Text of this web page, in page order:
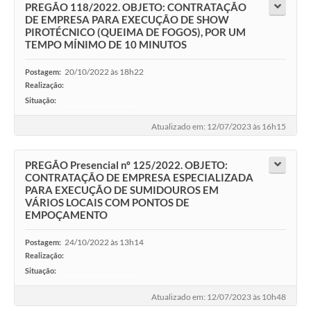
PREGÃO 118/2022. OBJETO: CONTRATAÇÃO
DE EMPRESA PARA EXECUÇÃO DE SHOW
PIROTÉCNICO (QUEIMA DE FOGOS), POR UM
TEMPO MÍNIMO DE 10 MINUTOS
Postagem: 20/10/2022 às 18h22
Realização:
Situação:
Atualizado em: 12/07/2023 às 16h15
PREGÃO Presencial nº 125/2022. OBJETO:
CONTRATAÇÃO DE EMPRESA ESPECIALIZADA
PARA EXECUÇÃO DE SUMIDOUROS EM
VÁRIOS LOCAIS COM PONTOS DE
EMPOÇAMENTO
Postagem: 24/10/2022 às 13h14
Realização:
Situação:
Atualizado em: 12/07/2023 às 10h48